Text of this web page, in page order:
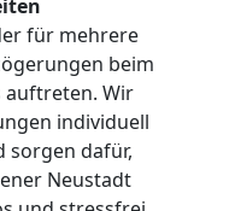
für mehrere
beim
auftreten. Wir
individuell
sorgen dafür,
Neustadt